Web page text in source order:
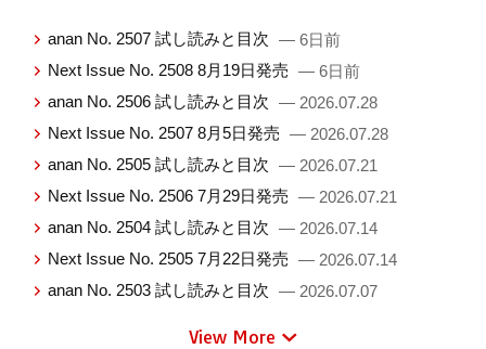
anan No. 2507 試し読みと目次 — 6日前
Next Issue No. 2508 8月19日発売 — 6日前
anan No. 2506 試し読みと目次 — 2026.07.28
Next Issue No. 2507 8月5日発売 — 2026.07.28
anan No. 2505 試し読みと目次 — 2026.07.21
Next Issue No. 2506 7月29日発売 — 2026.07.21
anan No. 2504 試し読みと目次 — 2026.07.14
Next Issue No. 2505 7月22日発売 — 2026.07.14
anan No. 2503 試し読みと目次 — 2026.07.07
View More